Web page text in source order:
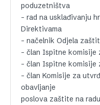
poduzetništva
– rad na usklađivanju
Direktivama
– načelnik Odjela
– član Ispitne komisije
– član Ispitne
– član Komisije za
obavljanje
poslova zaštite na radu